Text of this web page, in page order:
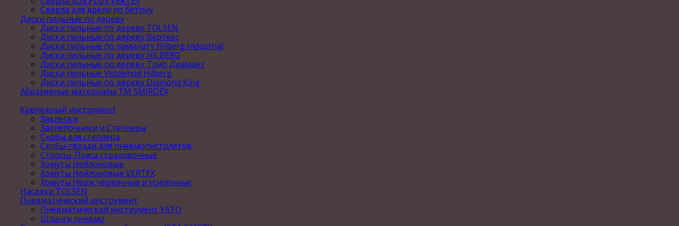
Сверла для дрели по бетону
Диски пильные по дереву
Диски пильные по дереву TOLSEN
Диски пильные по дереву Вертекс
Диски пильные по ламинату Hilberg Industrial
Диски пильные по дереву HILBERG
Диски пильные по дереву Трио Диамант
Диски пильные Vezdehod Hilberg
Диски пильные по дереву Diamond King
Абразивные материалы ТМ SMIRDEX
Крепежный инструмент
Заклепки
Заклепочники и Степлеры
Скобы для степлера
Скобы-гвозди для пневмопистолетов
Стропы .Пояса страховочные
Хомуты Нейлоновые
Хомуты Нейлоновые VERTEX
Хомуты Нерж червячные и усиленные
Насадки TOLSEN
Пневматический инструмент
Пневматический инструмент YATO
Шланги пневмо